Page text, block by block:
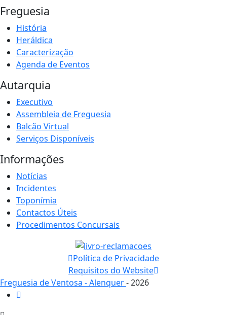
Freguesia
História
Heráldica
Caracterização
Agenda de Eventos
Autarquia
Executivo
Assembleia de Freguesia
Balcão Virtual
Serviços Disponíveis
Informações
Notícias
Incidentes
Toponímia
Contactos Úteis
Procedimentos Concursais
Política de Privacidade
Requisitos do Website
Freguesia de Ventosa - Alenquer- 2026